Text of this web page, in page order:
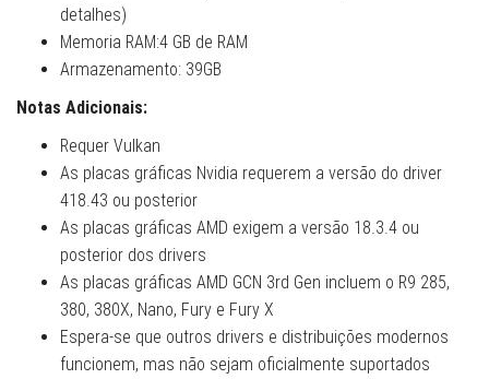
detalhes)
Memoria RAM:4 GB de RAM
Armazenamento: 39GB
Notas Adicionais:
Requer Vulkan
As placas gráficas Nvidia requerem a versão do driver
418.43 ou posterior
As placas gráficas AMD exigem a versão 18.3.4 ou
posterior dos drivers
As placas gráficas AMD GCN 3rd Gen incluem o R9 285,
380, 380X, Nano, Fury e Fury X
Espera-se que outros drivers e distribuições modernos
funcionem, mas não sejam oficialmente suportados